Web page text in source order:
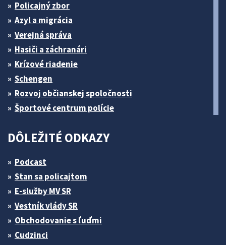
Policajný zbor
Azyl a migrácia
Verejná správa
Hasiči a záchranári
Krízové riadenie
Schengen
Rozvoj občianskej spoločnosti
Športové centrum polície
DÔLEŽITÉ ODKAZY
Podcast
Stan sa policajtom
E-služby MV SR
Vestník vlády SR
Obchodovanie s ľuďmi
Cudzinci